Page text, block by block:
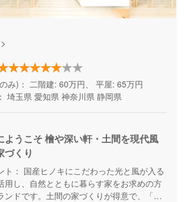
み)： 二階建: 60万円、 平屋: 65万円
埼玉県 愛知県 神奈川県 静岡県
ようこそ 檜や深い軒・土間を現代風
づくり
： 国産ヒノキにこだわった光と風が入る
用し、自然とともに暮らす家をお求めの方
ンドです。土間の家づくりが得意で、「た